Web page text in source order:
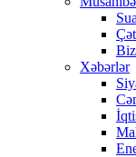
Xəbərlər